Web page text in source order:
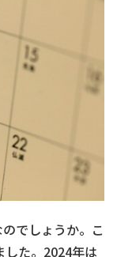
でしょうか。こ
した。2024年は